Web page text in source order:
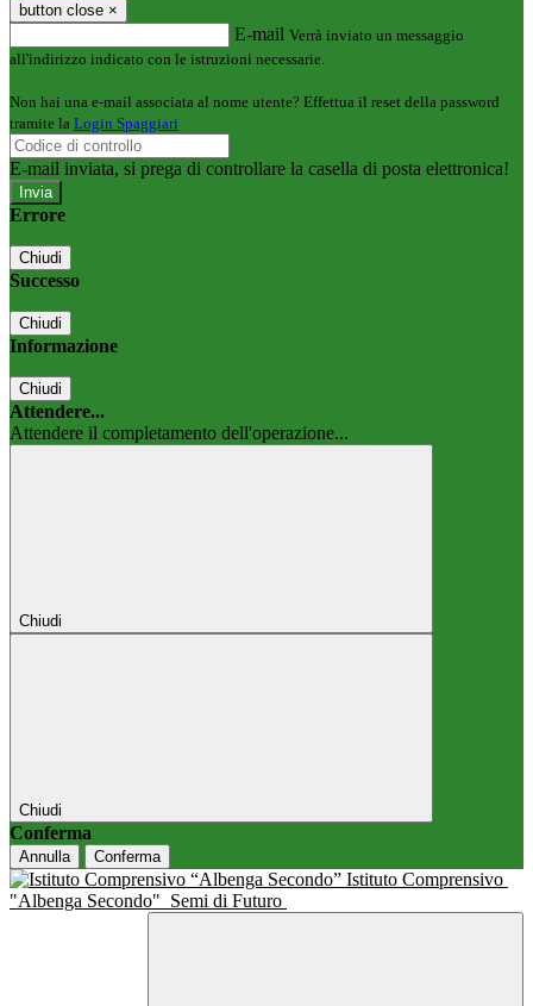
button close ×
E-mail Verrà inviato un messaggio
all'indirizzo indicato con le istruzioni necessarie.
Non hai una e-mail associata al nome utente? Effettua il reset della password
tramite la Login Spaggiari
E-mail inviata, si prega di controllare la casella di posta elettronica!
Errore
Chiudi
Successo
Chiudi
Informazione
Chiudi
Attendere...
Attendere il completamento dell'operazione...
Chiudi
Chiudi
Conferma
Annulla Conferma
Istituto Comprensivo
"Albenga Secondo" Semi di Futuro